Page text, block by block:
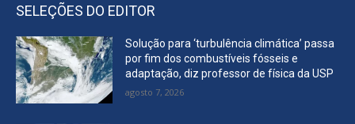
SELEÇÕES DO EDITOR
Solução para ‘turbulência climática’ passa
por fim dos combustíveis fósseis e
adaptação, diz professor de física da USP
agosto 7, 2026